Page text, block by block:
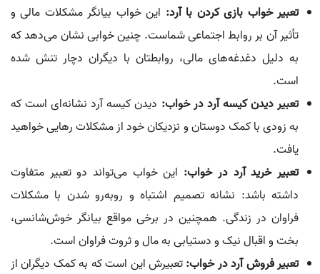
تعبیر خواب بازی کردن با آرد: این خواب بیانگر مشکلات مالی و
تأثیر آن بر روابط اجتماعی شماست. چنین خوابی نشان می‌دهد که
به دلیل دغدغه‌های مالی، روابطتان با دیگران دچار تنش شده
است.
تعبیر دیدن کیسه آرد در خواب: دیدن کیسه آرد نشانه‌ای است که
به زودی با کمک دوستان و نزدیکان خود از مشکلات رهایی خواهید
یافت.
تعبیر خرید آرد در خواب: این خواب می‌تواند دو تعبیر متفاوت
داشته باشد: نشانه تصمیم اشتباه و روبه‌رو شدن با مشکلات
فراوان در زندگی. همچنین در برخی مواقع بیانگر خوش‌شانسی،
بخت و اقبال نیک و دستیابی به مال و ثروت فراوان است.
تعبیر فروش آرد در خواب:تعبیرش این است که به کمک دیگران از